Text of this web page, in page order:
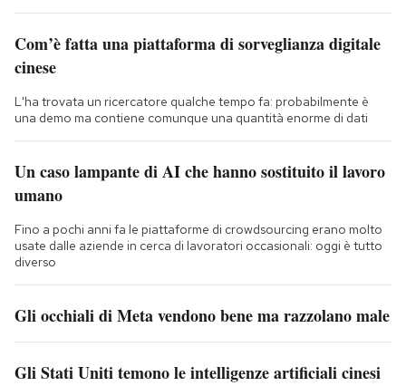
Com’è fatta una piattaforma di sorveglianza digitale
cinese
L'ha trovata un ricercatore qualche tempo fa: probabilmente è
una demo ma contiene comunque una quantità enorme di dati
Un caso lampante di AI che hanno sostituito il lavoro
umano
Fino a pochi anni fa le piattaforme di crowdsourcing erano molto
usate dalle aziende in cerca di lavoratori occasionali: oggi è tutto
diverso
Gli occhiali di Meta vendono bene ma razzolano male
Gli Stati Uniti temono le intelligenze artificiali cinesi